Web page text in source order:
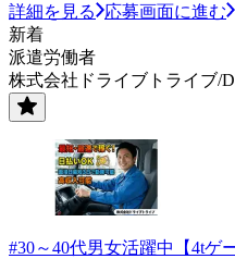
詳細を見る
応募画面に進む
新着
派遣労働者
株式会社ドライブトライブ/
#30～40代男女活躍中【4tゲ